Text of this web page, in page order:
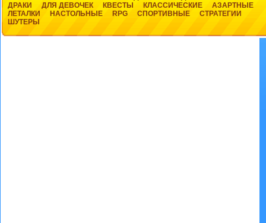
ДРАКИ
ДЛЯ ДЕВОЧЕК КВЕСТЫ КЛАССИЧЕСКИЕ
АЗАРТНЫЕ
ЛЕТАЛКИ
НАСТОЛЬНЫЕ RPG СПОРТИВНЫЕ
СТРАТЕГИИ
ШУТЕРЫ